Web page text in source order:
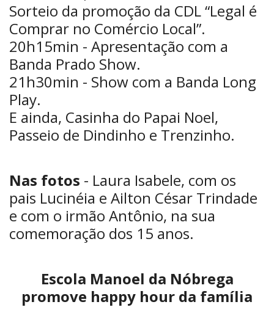
Sorteio da promoção da CDL “Legal é
Comprar no Comércio Local”.
20h15min - Apresentação com a
Banda Prado Show.
21h30min - Show com a Banda Long
Play.
E ainda, Casinha do Papai Noel,
Passeio de Dindinho e Trenzinho.
Nas fotos - Laura Isabele, com os
pais Lucinéia e Ailton César Trindade
e com o irmão Antônio, na sua
comemoração dos 15 anos.
Escola Manoel da Nóbrega
promove happy hour da família